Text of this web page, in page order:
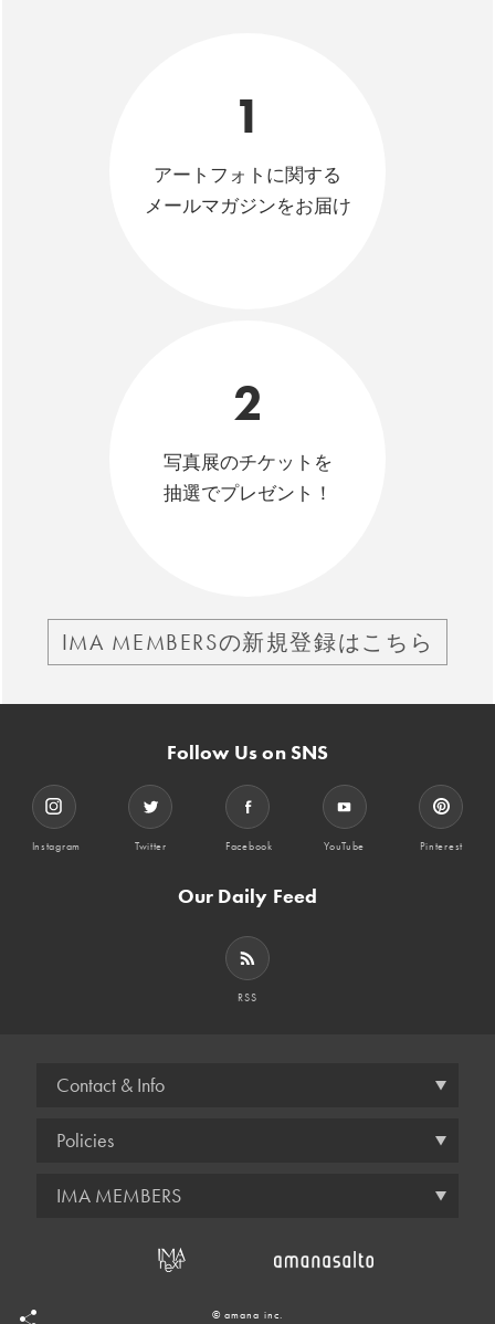
1
アートフォトに関する
メールマガジンをお届け
2
写真展のチケットを
抽選でプレゼント！
IMA MEMBERSの新規登録はこちら
Follow Us on SNS
Instagram Twitter Facebook YouTube Pinterest
Our Daily Feed
RSS
Contact & Info
Policies
IMA MEMBERS
© amana inc.